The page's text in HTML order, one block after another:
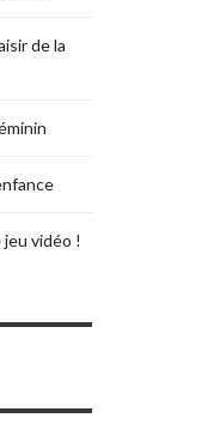
de la
vidéo !